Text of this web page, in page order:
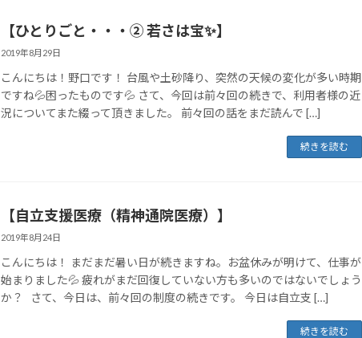
【ひとりごと・・・② 若さは宝✨】
2019年8月29日
こんにちは！野口です！ 台風や土砂降り、突然の天候の変化が多い時期
ですね💦困ったものです💦 さて、今回は前々回の続きで、利用者様の近
況についてまた綴って頂きました。 前々回の話をまだ読んで […]
続きを読む
【自立支援医療（精神通院医療）】
2019年8月24日
こんにちは！ まだまだ暑い日が続きますね。お盆休みが明けて、仕事が
始まりました💦 疲れがまだ回復していない方も多いのではないでしょう
か？ さて、今日は、前々回の制度の続きです。 今日は自立支 […]
続きを読む